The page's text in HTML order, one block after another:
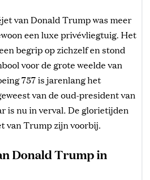
van Donald Trump was meer
een luxe privévliegtuig. Het
begrip op zichzelf en stond
voor de grote weelde van
757 is jarenlang het
van de oud-president van
is nu in verval. De glorietijden
van Trump zijn voorbij.
Donald Trump in